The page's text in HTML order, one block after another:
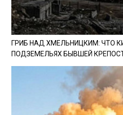
ГРИБ НАД ХМЕЛЬНИЦКИМ: ЧТО
ПОДЗЕМЕЛЬЯХ БЫВШЕЙ